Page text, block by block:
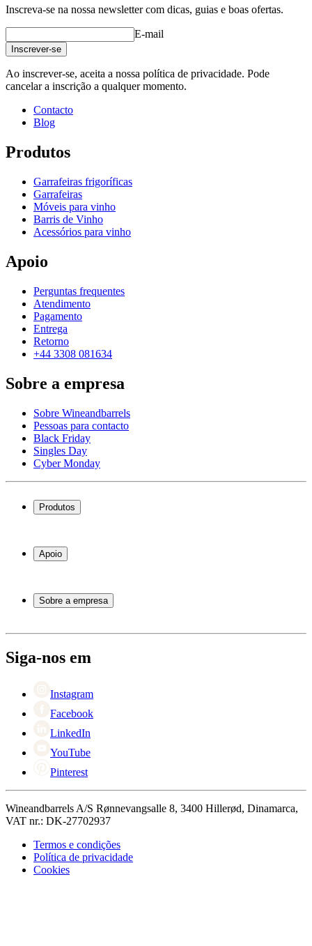
Inscreva-se na nossa newsletter com dicas, guias e boas ofertas.
E-mail
Inscrever-se
Ao inscrever-se, aceita a nossa política de privacidade. Pode
cancelar a inscrição a qualquer momento.
Contacto
Blog
Produtos
Garrafeiras frigoríficas
Garrafeiras
Móveis para vinho
Barris de Vinho
Acessórios para vinho
Apoio
Perguntas frequentes
Atendimento
Pagamento
Entrega
Retorno
+44 3308 081634
Sobre a empresa
Sobre Wineandbarrels
Pessoas para contacto
Black Friday
Singles Day
Cyber Monday
Produtos
Garrafeiras
Móveis para vinho
Apoio
Atendimento
Pagamento
Retorno
Sobre a empresa
Black Friday
Singles Day
Siga-nos em
Instagram
Facebook
LinkedIn
YouTube
Pinterest
Wineandbarrels A/S Rønnevangsalle 8, 3400 Hillerød, Dinamarca,
VAT nr.: DK-27702937
Termos e condições
Política de privacidade
Cookies